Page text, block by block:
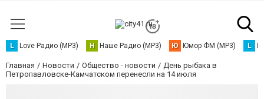
L Love Радио (MP3) Н Наше Радио (MP3) Ю Юмор ФМ (MP3) L
Главная Новости Общество - новости
День рыбака в
Петропавловске-Камчатском перенесли на 14 июля